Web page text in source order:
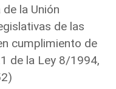
la Unión
de las
cumplimiento de
de la Ley 8/1994,